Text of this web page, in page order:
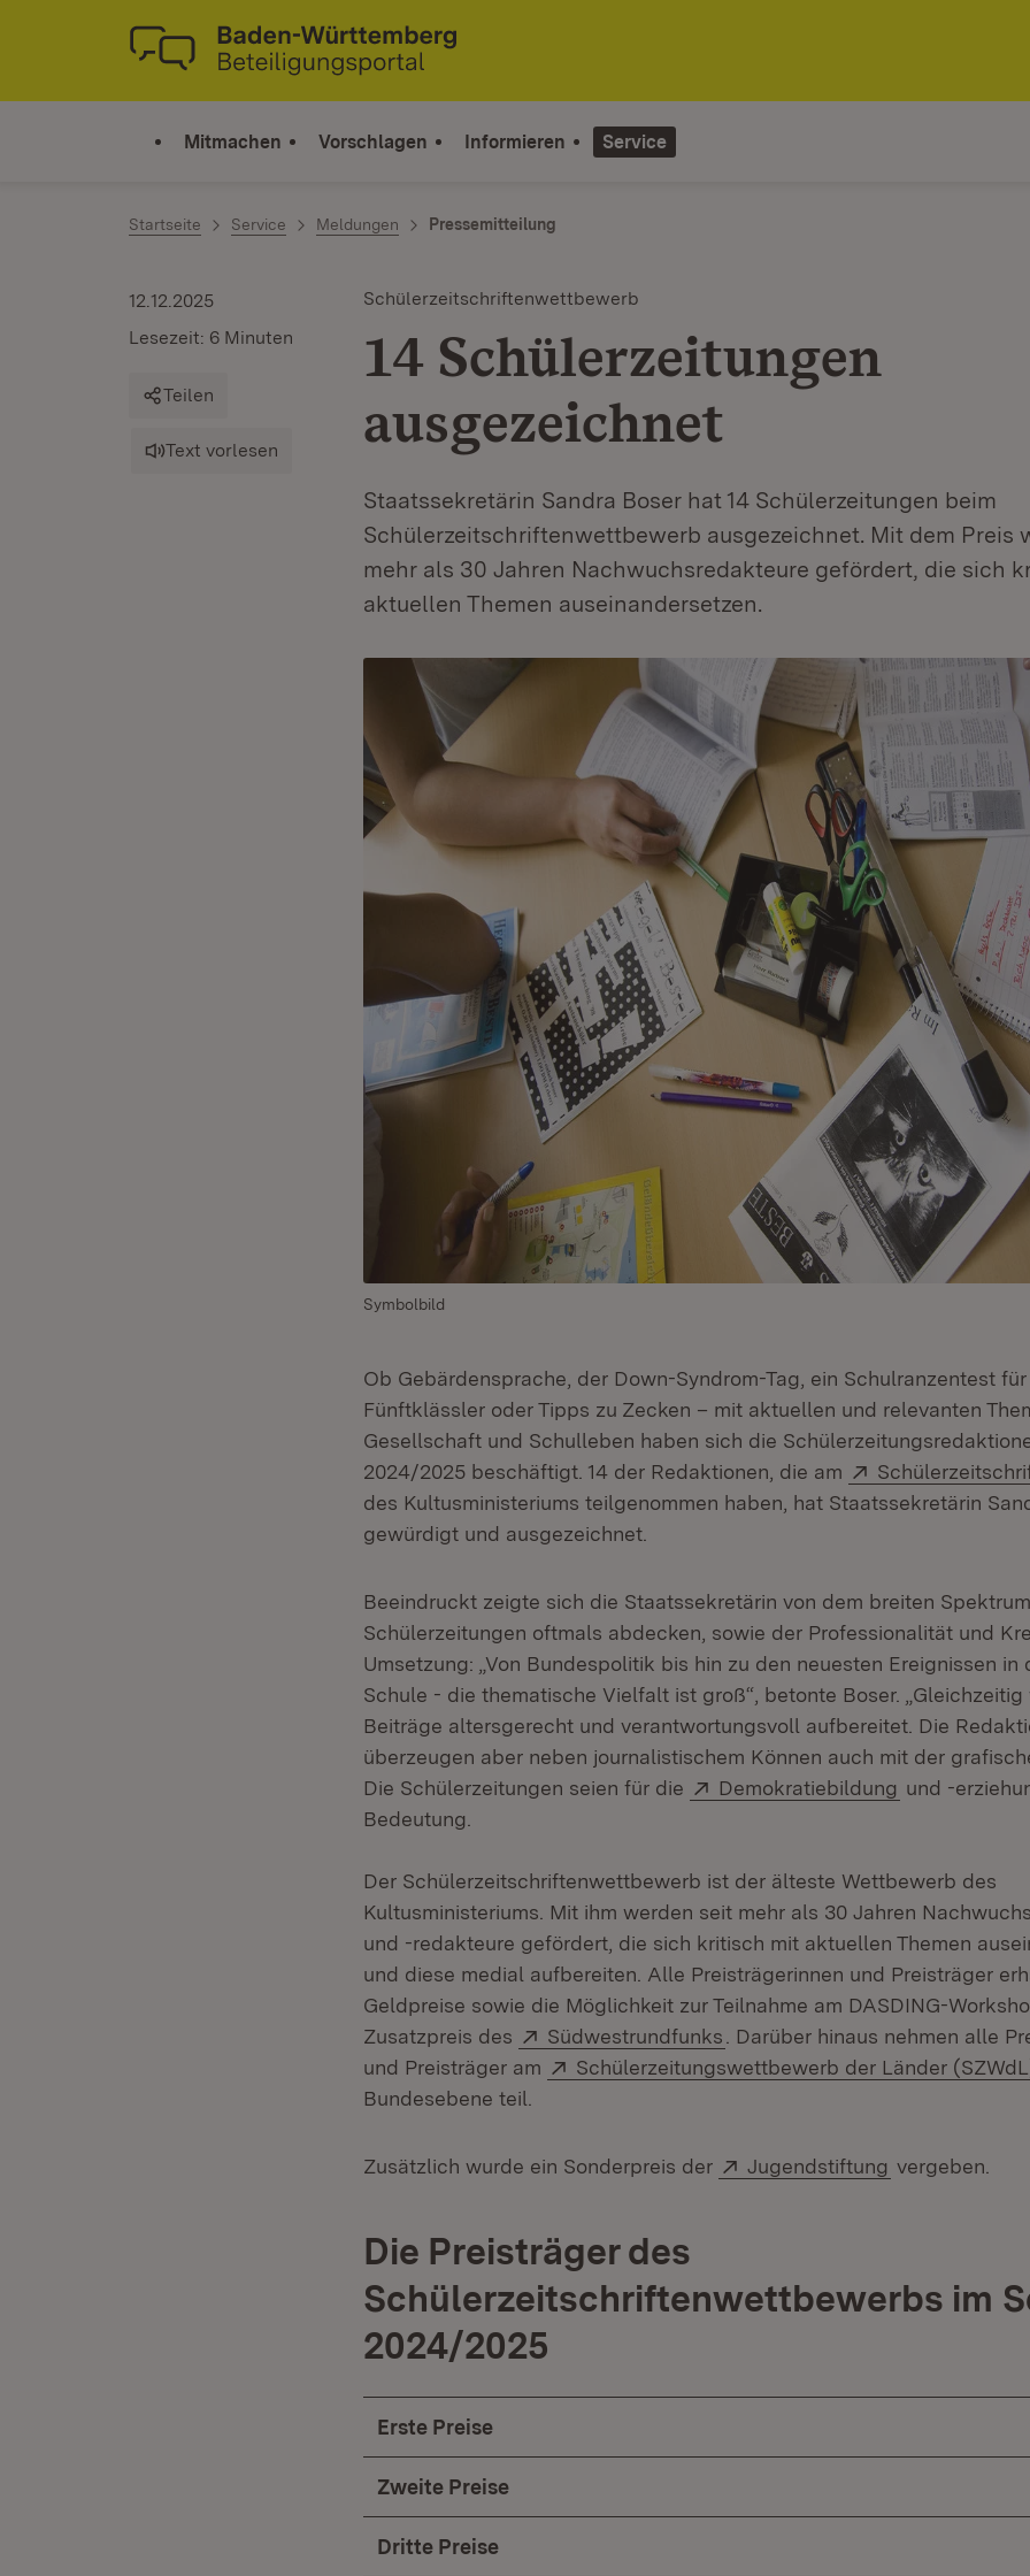
Zum Inhalt springen
Link zur Startseite
Mitmachen Vorschlagen Informieren Service
Startseite Service Meldungen Pressemitteilung
Schülerzeitschriftenwettbewerb
14 Schülerzeitungen
ausgezeichnet
Staatssekretärin Sandra Boser hat 14 Schülerzeitungen beim
Schülerzeitschriftenwettbewerb ausgezeichnet. Mit dem Preis
mehr als 30 Jahren Nachwuchsredakteure gefördert, die sich
aktuellen Themen auseinandersetzen.
12.12.2025
Lesezeit: 6 Minuten
Teilen
Text vorlesen
Symbolbild
Ob Gebärdensprache, der Down-Syndrom-Tag, ein Schulranzentest
Fünftklässler oder Tipps zu Zecken – mit aktuellen und relevanten
Gesellschaft und Schulleben haben sich die
2024/2025 beschäftigt. 14 der Redaktionen, die am
Extern:
des Kultusministeriums teilgenommen haben, hat Staatssekretärin
gewürdigt und ausgezeichnet.
Beeindruckt zeigte sich die Staatssekretärin von dem breiten
Schülerzeitungen oftmals abdecken, sowie der Professionalität und
Umsetzung: „Von Bundespolitik bis hin zu den neuesten Ereignissen in
Schule - die thematische Vielfalt ist groß“, betonte Boser.
Beiträge altersgerecht und verantwortungsvoll aufbereitet. Die
überzeugen aber neben journalistischem Können auch mit der
Die Schülerzeitungen seien für die
Extern:
Demokratiebildung (Öffnet in
und -
Bedeutung.
Der Schülerzeitschriftenwettbewerb ist der älteste Wettbewerb des
Kultusministeriums. Mit ihm werden seit mehr als 30 Jahren
und -redakteure gefördert, die sich kritisch mit aktuellen Themen
und diese medial aufbereiten. Alle Preisträgerinnen und Preisträger
Geldpreise sowie die Möglichkeit zur Teilnahme am DASDING-
Zusatzpreis des
Extern:
Südwestrundfunks (Öffnet in neuem Fenster)
. Darüber hinaus nehmen alle
und Preisträger am
Extern:
Schülerzeitungswettbewerb der Länder
Bundesebene teil.
Zusätzlich wurde ein Sonderpreis der Extern:
Jugendstiftung (Öffnet in
vergeben.
Die Preisträger des
Schülerzeitschriftenwettbewerbs im
2024/2025
Erste Preise
Zweite Preise
Dritte Preise